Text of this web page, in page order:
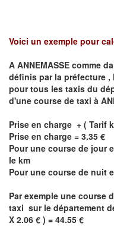
Voici un exemple pour
A ANNEMASSE comme
définis par la préfecture ,
pour tous les taxis du
d'une course de taxi à
Prise en charge + ( Tarif
Prise en charge = 3.35 €
Pour une course de jour
le km
Pour une course de nuit
Par exemple une course
taxi sur le département
X 2.06 € ) = 44.55 €